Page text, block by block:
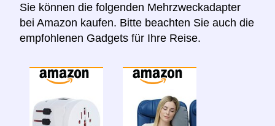
Sie können die folgenden Mehrzweckadapter
bei Amazon kaufen. Bitte beachten Sie auch die
empfohlenen Gadgets für Ihre Reise.